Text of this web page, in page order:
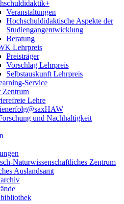
Veranstaltungen
Hochschuldidaktische Aspekte der
Studiengangentwicklung
Beratung
Lehrpreis
Preisträger
Vorschlag Lehrpreis
Selbstauskunft Lehrpreis
Service
Zentrum
Lehre
und Nachhaltigkeit
Naturwissenschaftliches Zentrum
Auslandsamt